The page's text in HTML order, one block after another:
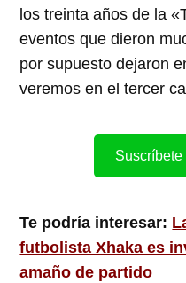
los treinta años de la
eventos que dieron
por supuesto dejaron
veremos en el tercer
Suscríbete
Te podría interesar:
futbolista Xhaka es
amaño de partido